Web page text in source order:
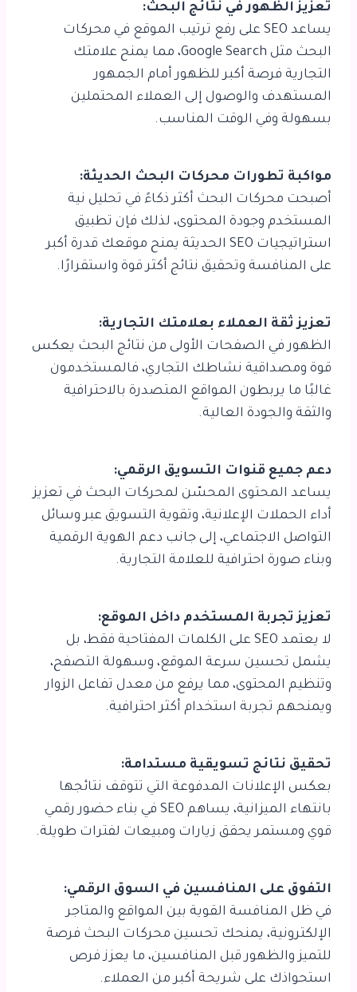
تعزيز الظهور في نتائج البحث:
يساعد SEO على رفع ترتيب الموقع في محركات
البحث مثل Google Search، مما يمنح علامتك
التجارية فرصة أكبر للظهور أمام الجمهور
المستهدف والوصول إلى العملاء المحتملين
بسهولة وفي الوقت المناسب.
مواكبة تطورات محركات البحث الحديثة:
أصبحت محركات البحث أكثر ذكاءً في تحليل نية
المستخدم وجودة المحتوى، لذلك فإن تطبيق
استراتيجيات SEO الحديثة يمنح موقعك قدرة أكبر
على المنافسة وتحقيق نتائج أكثر قوة واستقرارًا.
تعزيز ثقة العملاء بعلامتك التجارية:
الظهور في الصفحات الأولى من نتائج البحث يعكس
قوة ومصداقية نشاطك التجاري، فالمستخدمون
غالبًا ما يربطون المواقع المتصدرة بالاحترافية
والثقة والجودة العالية.
دعم جميع قنوات التسويق الرقمي:
يساعد المحتوى المحسّن لمحركات البحث في تعزيز
أداء الحملات الإعلانية، وتقوية التسويق عبر وسائل
التواصل الاجتماعي، إلى جانب دعم الهوية الرقمية
وبناء صورة احترافية للعلامة التجارية.
تعزيز تجربة المستخدم داخل الموقع:
لا يعتمد SEO على الكلمات المفتاحية فقط، بل
يشمل تحسين سرعة الموقع، وسهولة التصفح،
وتنظيم المحتوى، مما يرفع من معدل تفاعل الزوار
ويمنحهم تجربة استخدام أكثر احترافية.
تحقيق نتائج تسويقية مستدامة:
بعكس الإعلانات المدفوعة التي تتوقف نتائجها
بانتهاء الميزانية، يساهم SEO في بناء حضور رقمي
قوي ومستمر يحقق زيارات ومبيعات لفترات طويلة.
التفوق على المنافسين في السوق الرقمي:
في ظل المنافسة القوية بين المواقع والمتاجر
الإلكترونية، يمنحك تحسين محركات البحث فرصة
للتميز والظهور قبل المنافسين، ما يعزز فرص
استحواذك على شريحة أكبر من العملاء.